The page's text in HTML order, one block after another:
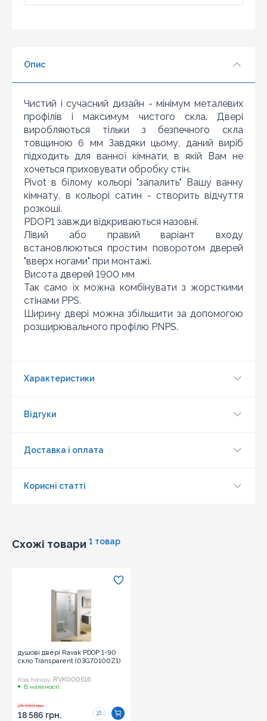
3
7
8
9
10
Опис
Чистий і сучасний дизайн - мінімум металевих
профілів і максимум чистого скла. Двері
виробляються тільки з безпечного скла
товщиною 6 мм Завдяки цьому, даний виріб
підходить для ванної кімнати, в якій Вам не
хочеться приховувати обробку стін.
Pivot в білому кольорі "запалить" Вашу ванну
кімнату, в кольорі сатин - створить відчуття
розкоші.
PDOP1 завжди відкриваються назовні.
Лівий або правий варіант входу
встановлюються простим поворотом дверей
"вверх ногами" при монтажі.
Висота дверей 1900 мм
Так само їх можна комбінувати з жорсткими
стінами PPS.
Ширину двері можна збільшити за допомогою
розширювального профілю PNPS.
Характеристики
Відгуки
Доставка і оплата
Корисні статті
Схожі товари 1 товар
душові двері Ravak PDOP 1-90
скло Transparent (03G70100Z1)
Код товару: RVK000516
В наявності
26 060 грн.
18 586 грн.
Знайшли дешевше?
Шановні клієнти нашого магазину! Якщо ви блукаючи
по інтернету знайшли ціну потрібного Вам товару
дешевше ніж у нас ... дайте нам знати, і ми будемо
раді запропонувати вигіднішу для Вас ціну (за умови,
що товар даної моделі повинен бути у конкурента в
наявності і ціна на даний товар в іншому інтернет-
магазині актуальна і діюча)